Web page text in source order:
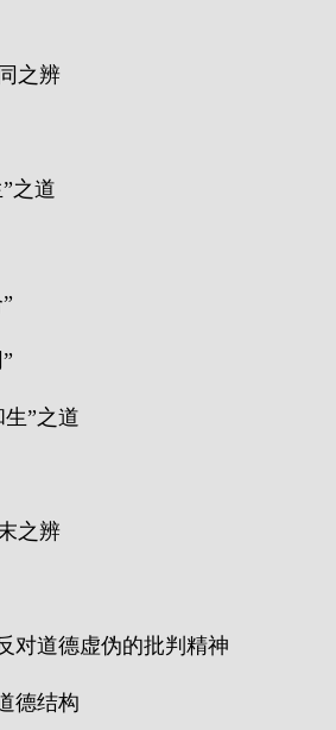
之辨
之道
”之道
之辨
对道德虚伪的批判精神
德结构